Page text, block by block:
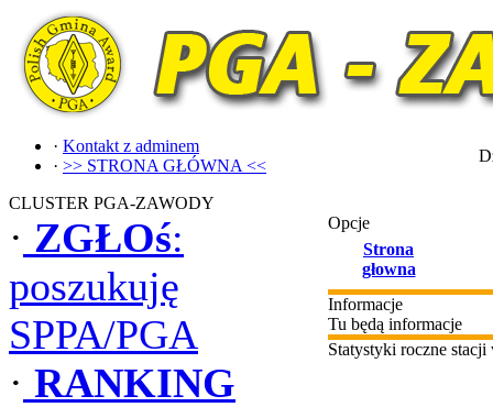
· Kontakt z adminem
· >> STRONA GŁÓWNA <<
CLUSTER PGA-ZAWODY
· ZGŁOś:
poszukuję
SPPA/PGA
· RANKING
Opcje
Strona
głowna
Informacje
Tu będą informacje
Statystyki roczne